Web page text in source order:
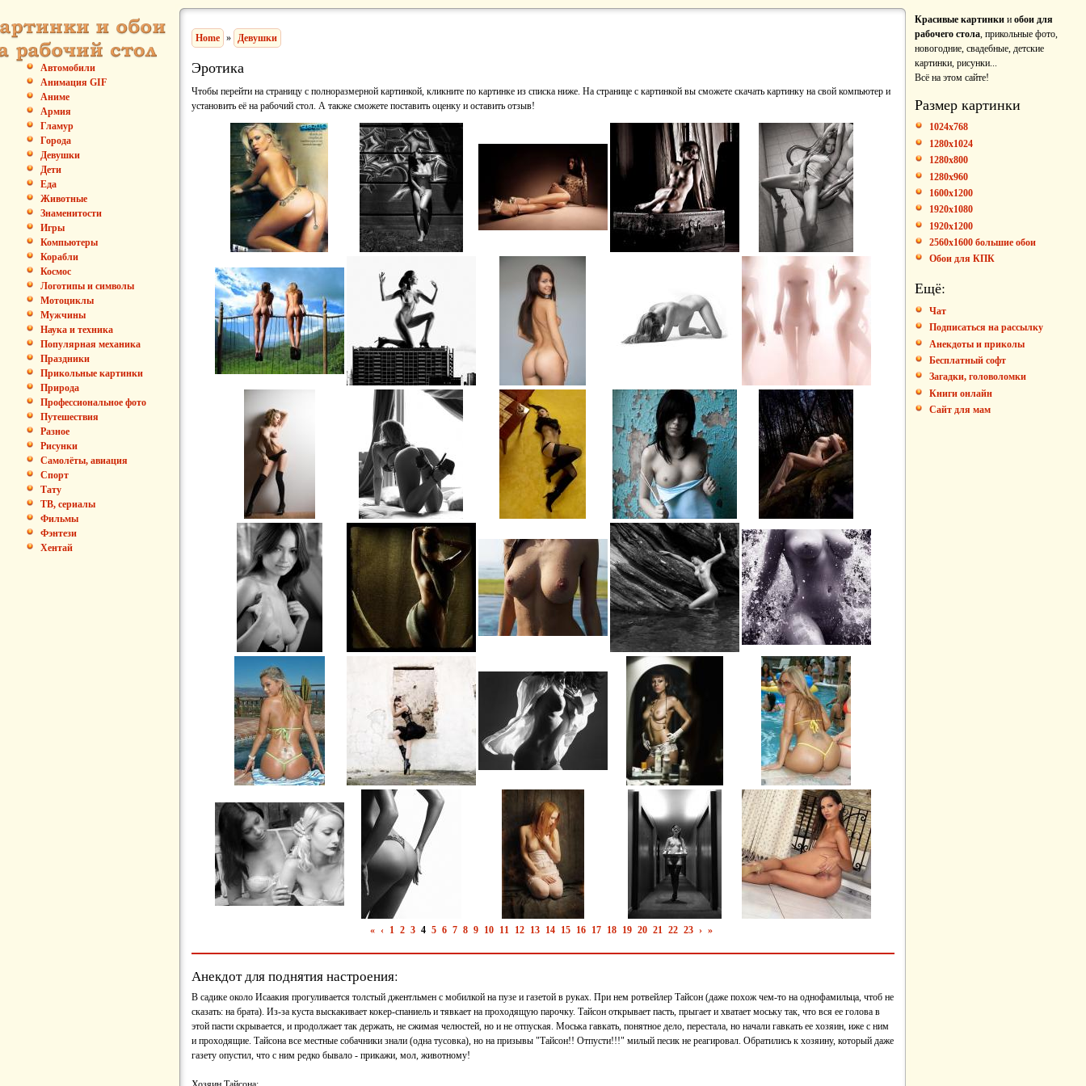
Автомобили
Анимация GIF
Аниме
Армия
Гламур
Города
Девушки
Дети
Еда
Животные
Знаменитости
Игры
Компьютеры
Корабли
Космос
Логотипы и символы
Мотоциклы
Мужчины
Наука и техника
Популярная механика
Праздники
Прикольные картинки
Природа
Профессиональное фото
Путешествия
Разное
Рисунки
Самолёты, авиация
Спорт
Тату
ТВ, сериалы
Фильмы
Фэнтези
Хентай
Home » Девушки
Эротика
Чтобы перейти на страницу с полноразмерной картинкой, кликните по картинке из списка ниже. На странице с картинкой вы сможете скачать картинку на свой компьютер и
установить её на рабочий стол. А также сможете поставить оценку и оставить отзыв!
« ‹ 1 2 3 4 5 6 7 8 9 10 11 12 13 14 15 16 17 18 19 20 21 22 23 › »
Анекдот для поднятия настроения:
В садике около Исаакия прогуливается толстый джентльмен с мобилкой на пузе и газетой в руках. При нем ротвейлер Тайсон (даже похож чем-то на однофамильца, чтоб не
сказать: на брата). Из-за куста выскакивает кокер-спаниель и тявкает на проходящую парочку. Тайсон открывает пасть, прыгает и хватает моську так, что вся ее голова в
этой пасти скрывается, и продолжает так держать, не сжимая челюстей, но и не отпуская. Моська гавкать, понятное дело, перестала, но начали гавкать ее хозяин, иже с ним
и проходящие. Тайсона все местные собачники знали (одна тусовка), но на призывы "Тайсон!! Отпусти!!!" милый песик не реагировал. Обратились к хозяину, который даже
газету опустил, что с ним редко бывало - прикажи, мол, животному!
Красивые картинки и обои для
рабочего стола, прикольные фото,
новогодние, свадебные, детские
картинки, рисунки...
Всё на этом сайте!
Размер картинки
1024x768
1280x1024
1280x800
1280x960
1600x1200
1920x1080
1920x1200
2560x1600 большие обои
Обои для КПК
Ещё:
Чат
Подписаться на рассылку
Анекдоты и приколы
Бесплатный софт
Загадки, головоломки
Книги онлайн
Сайт для мам